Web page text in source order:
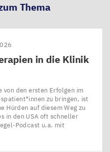
Thema
in die Klinik
von den ersten Erfolgen im
zu bringen, ist
Hürden auf diesem Weg zu
in den USA oft schneller
Podcast u.a. mit